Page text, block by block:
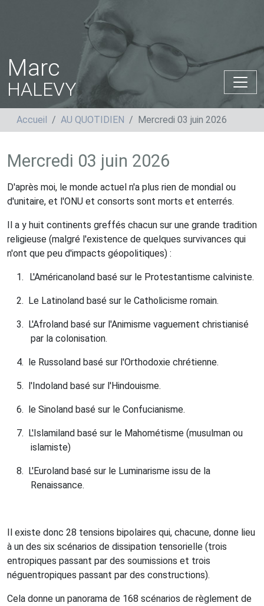
Marc
HALEVY
Accueil AU QUOTIDIEN Mercredi 03 juin 2026
Mercredi 03 juin 2026
D'après moi, le monde actuel n'a plus rien de mondial ou
d'unitaire, et l'ONU et consorts sont morts et enterrés.
Il a y huit continents greffés chacun sur une grande tradition
religieuse (malgré l'existence de quelques survivances qui
n'ont que peu d'impacts géopolitiques) :
1. L'Américanoland basé sur le Protestantisme calviniste.
2. Le Latinoland basé sur le Catholicisme romain.
3. L'Afroland basé sur l'Animisme vaguement christianisé
par la colonisation.
4. le Russoland basé sur l'Orthodoxie chrétienne.
5. l'Indoland basé sur l'Hindouisme.
6. le Sinoland basé sur le Confucianisme.
7. L'Islamiland basé sur le Mahométisme (musulman ou
islamiste)
8. L'Euroland basé sur le Luminarisme issu de la
Renaissance.
Il existe donc 28 tensions bipolaires qui, chacune, donne lieu
à un des six scénarios de dissipation tensorielle (trois
entropiques passant par des soumissions et trois
néguentropiques passant par des constructions).
Cela donne un panorama de 168 scénarios de règlement de